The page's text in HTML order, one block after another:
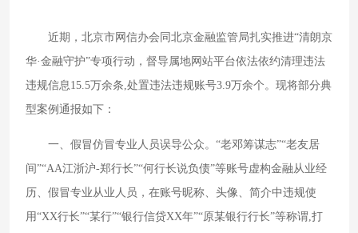
近期，北京市网信办会同北京金融监管局扎实推进“清朗京
华·金融守护”专项行动，督导属地网站平台依法依约清理违法
违规信息15.5万余条,处置违法违规账号3.9万余个。现将部分典
型案例通报如下：
一、假冒仿冒专业人员误导公众。“老邓筹谋志”“老友居
间”“AA江浙沪-郑行长”“何行长说负债”等账号虚构金融从业经
历、假冒专业从业人员，在账号昵称、头像、简介中违规使
用“XX行长”“某行”“银行信贷XX年”“原某银行行长”等称谓,打